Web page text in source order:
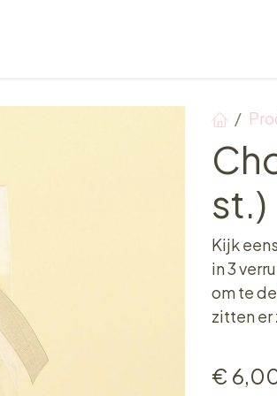
st.)
Kijk
in 3
om te
zitten er
€